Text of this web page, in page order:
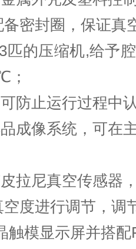
密封圈，保证真
匹的压缩机,给予
；
防止运行过程中
成像系统，可在
拉尼真空传感器
度进行调节，调
触模显示屏并搭配